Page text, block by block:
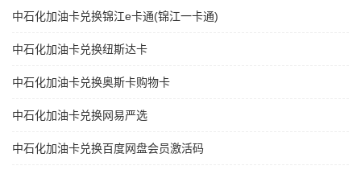
中石化加油卡兑换锦江e卡通(锦江一卡通)
中石化加油卡兑换纽斯达卡
中石化加油卡兑换奥斯卡购物卡
中石化加油卡兑换网易严选
中石化加油卡兑换百度网盘会员激活码